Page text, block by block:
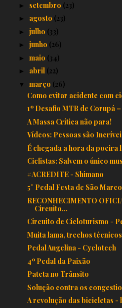
► setembro (23)
► agosto (23)
► julho (33)
► junho (26)
► maio (34)
► abril (22)
▼ março (26)
Como evitar acidente com
1º Desafio MTB de Corupá
A Massa Crítica não para!
Vídeos: Pessoas são
É chegada a hora da poeira
Ciclistas: Salvem o único
#ACREDITE - Shimano
5° Pedal Festa de São
RECONHECIMENTO
Circuito...
Circuito de Cicloturismo -
Muita lama, trechos
Pedal Angelina - Cyclotech
4º Pedal da Paixão
Pateta no Trânsito
Solução contra os
A revolução das bicicletas -